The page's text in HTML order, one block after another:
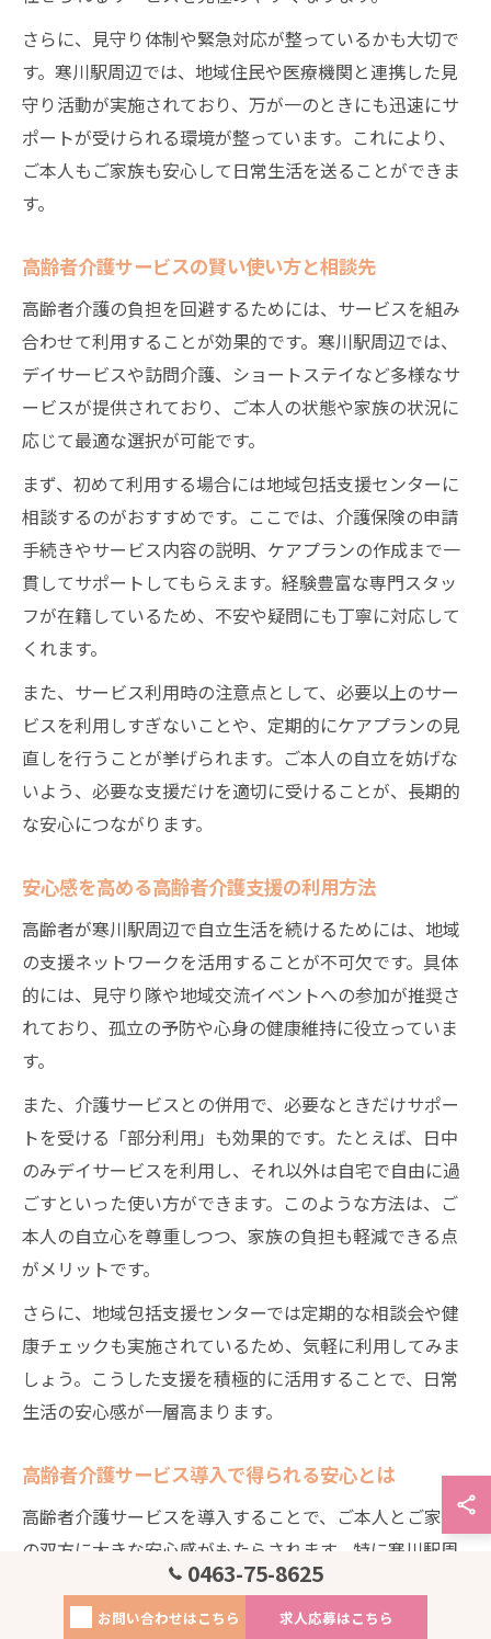
さらに、見守り体制や緊急対応が整っているかも大切で
す。寒川駅周辺では、地域住民や医療機関と連携した見
守り活動が実施されており、万が一のときにも迅速にサ
ポートが受けられる環境が整っています。これにより、
ご本人もご家族も安心して日常生活を送ることができま
す。
高齢者介護サービスの賢い使い方と相談先
高齢者介護の負担を回避するためには、サービスを組み
合わせて利用することが効果的です。寒川駅周辺では、
デイサービスや訪問介護、ショートステイなど多様なサ
ービスが提供されており、ご本人の状態や家族の状況に
応じて最適な選択が可能です。
まず、初めて利用する場合には地域包括支援センターに
相談するのがおすすめです。ここでは、介護保険の申請
手続きやサービス内容の説明、ケアプランの作成まで一
貫してサポートしてもらえます。経験豊富な専門スタッ
フが在籍しているため、不安や疑問にも丁寧に対応して
くれます。
また、サービス利用時の注意点として、必要以上のサー
ビスを利用しすぎないことや、定期的にケアプランの見
直しを行うことが挙げられます。ご本人の自立を妨げな
いよう、必要な支援だけを適切に受けることが、長期的
な安心につながります。
安心感を高める高齢者介護支援の利用方法
高齢者が寒川駅周辺で自立生活を続けるためには、地域
の支援ネットワークを活用することが不可欠です。具体
的には、見守り隊や地域交流イベントへの参加が推奨さ
れており、孤立の予防や心身の健康維持に役立っていま
す。
また、介護サービスとの併用で、必要なときだけサポー
トを受ける「部分利用」も効果的です。たとえば、日中
のみデイサービスを利用し、それ以外は自宅で自由に過
ごすといった使い方ができます。このような方法は、ご
本人の自立心を尊重しつつ、家族の負担も軽減できる点
がメリットです。
さらに、地域包括支援センターでは定期的な相談会や健
康チェックも実施されているため、気軽に利用してみま
しょう。こうした支援を積極的に活用することで、日常
生活の安心感が一層高まります。
高齢者介護サービス導入で得られる安心とは
高齢者介護サービスを導入することで、ご本人とご家族
の双方に大きな安心感がもたらされます。特に寒川駅周
辺のサービスは、地域密着型で迅速な対応が可能なた
め、万が一の際にも心強いサポートが得られます。
0463-75-8625
お問い合わせはこちら 求人応募はこちら